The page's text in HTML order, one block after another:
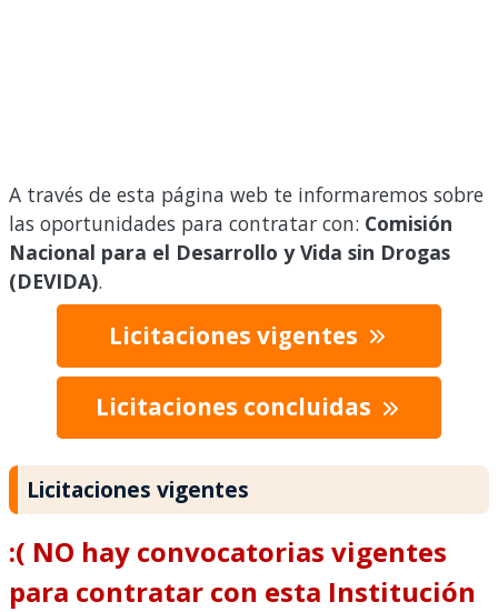
A través de esta página web te informaremos sobre
las oportunidades para contratar con: Comisión
Nacional para el Desarrollo y Vida sin Drogas
(DEVIDA).
Licitaciones vigentes
Licitaciones concluidas
Licitaciones vigentes
:( NO hay convocatorias vigentes
para contratar con esta Institución